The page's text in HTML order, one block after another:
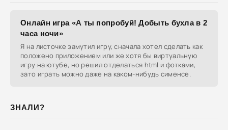
Онлайн игра «А ты попробуй! Добыть бухла в 2
часа ночи»
Я на листочке замутил игру, сначала хотел сделать как
положено приложением или же хотя бы виртуальную
игру на ютубе, но решил отделаться html и фотками,
зато играть можно даже на каком-нибудь сименсе.
ЗНАЛИ?